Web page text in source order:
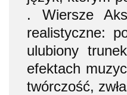
. Wiersze
realistyczne:
ulubiony
efektach
twórczość,